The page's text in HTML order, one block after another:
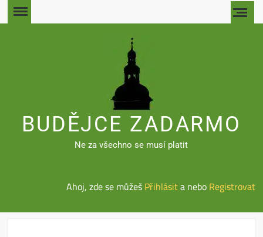
Skip
to
BUDĚJCE ZADARMO
Ne za všechno se musí platit
Ahoj, zde se můžešPřihlásita neboRegistrovat